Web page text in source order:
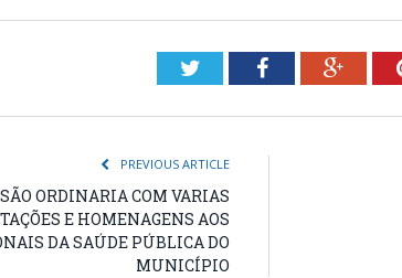
TwitterFacebook
PREVIOUS ARTICLE
ORDINARIA COM VARIAS
E HOMENAGENS AOS
DA SAÚDE PÚBLICA DO
MUNICÍPIO